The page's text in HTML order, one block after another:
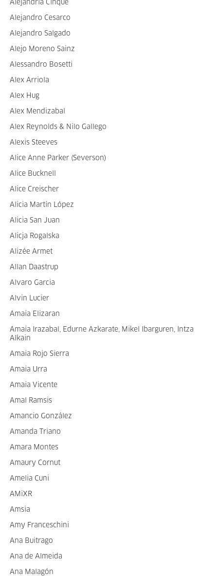
Alejandría Cinque
Alejandro Cesarco
Alejandro Salgado
Alejo Moreno Sainz
Alessandro Bosetti
Alex Arriola
Alex Hug
Alex Mendizabal
Alex Reynolds & Nilo Gallego
Alexis Steeves
Alice Anne Parker (Severson)
Alice Bucknell
Alice Creischer
Alicia Martín López
Alicia San Juan
Alicja Rogalska
Alizée Armet
Allan Daastrup
Alvaro Garcia
Alvin Lucier
Amaia Elizaran
Amaia Irazabal, Edurne Azkarate, Mikel Ibarguren, Intza
Alkain
Amaia Rojo Sierra
Amaia Urra
Amaia Vicente
Amal Ramsis
Amancio González
Amanda Triano
Amara Montes
Amaury Cornut
Amelia Cuni
AMiXR
Amsia
Amy Franceschini
Ana Buitrago
Ana de Almeida
Ana Malagón